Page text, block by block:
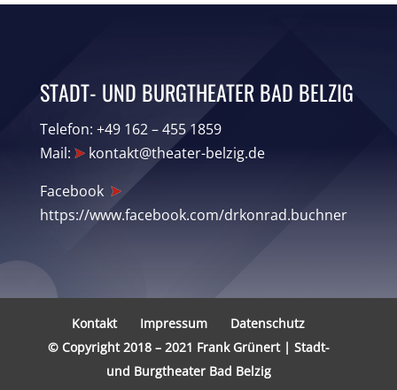
STADT- UND BURGTHEATER BAD BELZIG
Telefon: +49 162 – 455 1859
Mail:
kontakt@theater-belzig.de
Facebook
https://www.facebook.com/drkonrad.buchner
Kontakt Impressum
Datenschutz
© Copyright 2018 – 2021 Frank Grünert | Stadt-
und Burgtheater Bad Belzig